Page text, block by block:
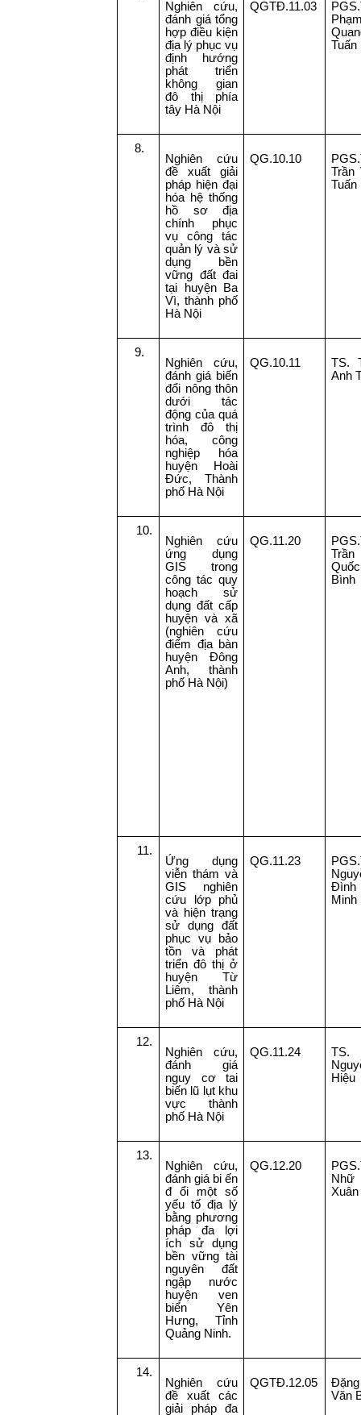
Nghiên cứu,
đánh giá tổng
hợp điều kiện
địa lý phục vụ
định hướng
phát triển
không gian
đô thị phía
tây Hà Nội
QGTĐ.11.03
Tuấn
8.
Nghiên cứu
đề xuất giải
pháp hiện đại
hóa hệ thống
hồ sơ địa
chính phục
vụ công tác
quản lý và sử
dụng bền
vững đất đai
tại huyện Ba
Vì, thành phố
Hà Nội
QG.10.10
Trần
Tuấn
9.
Nghiên cứu,
đánh giá biến
đổi nông thôn
dưới tác
động của quá
trình đô thị
hóa, công
nghiệp hóa
huyện Hoài
Đức, Thành
phố Hà Nội
QG.10.11
TS.
Anh
10.
Nghiên cứu
ứng dụng
GIS trong
công tác quy
hoạch sử
dụng đất cấp
huyện và xã
(nghiên cứu
điểm địa bàn
huyện Đông
Anh, thành
phố Hà Nội)
QG.11.20
Trần
Quốc
Bình
11.
Ứng dụng
viễn thám và
GIS nghiên
cứu lớp phủ
và hiện trạng
sử dụng đất
phục vụ bảo
tồn và phát
triển đô thị ở
huyện Từ
Liêm, thành
phố Hà Nội
QG.11.23
Đình
Minh
12.
Nghiên cứu,
đánh giá
nguy cơ tai
biến lũ lụt khu
vực thành
phố Hà Nội
QG.11.24
TS.
Hiệu
13.
Nghiên cứu,
đánh giá bi ến
đ ổi một số
yếu tố địa lý
bằng phương
pháp đa lợi
ích sử dụng
bền vững tài
nguyên đất
ngập nước
huyện ven
biển Yên
Hưng, Tỉnh
Quảng Ninh.
QG.12.20
Nhữ
Xuân
14.
Nghiên cứu
đề xuất các
giải pháp đa
QGTĐ.12.05
Đặng
Văn